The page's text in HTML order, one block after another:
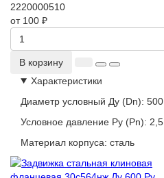
2220000510
от 100 ₽
В корзину
Характеристики
Диаметр условный Ду (Dn): 500
Условное давление Ру (Pn):
Материал корпуса: сталь